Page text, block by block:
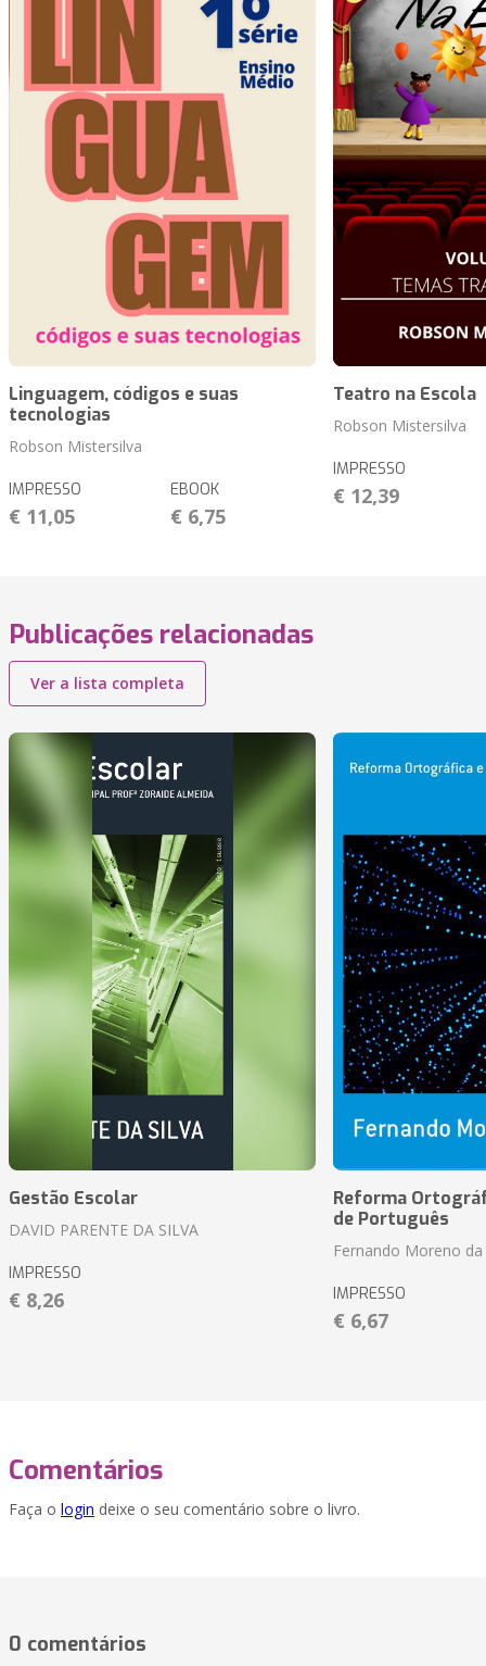
Linguagem, códigos e suas
tecnologias
Robson Mistersilva
IMPRESSO
€ 11,05
EBOOK
€ 6,75
Teatro na Escola
Robson Mistersilva
IMPRESSO
€ 12,39
Publicações relacionadas
Ver a lista completa
Gestão Escolar
DAVID PARENTE DA SILVA
IMPRESSO
€ 8,26
Reforma
de Português
Fernando Moreno da
IMPRESSO
€ 6,67
Comentários
Faça o login deixe o seu comentário sobre o livro.
0 comentários